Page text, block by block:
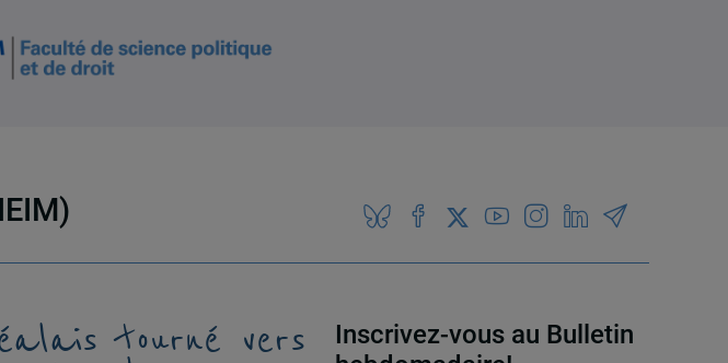
tourné vers
Inscrivez-vous au Bulletin